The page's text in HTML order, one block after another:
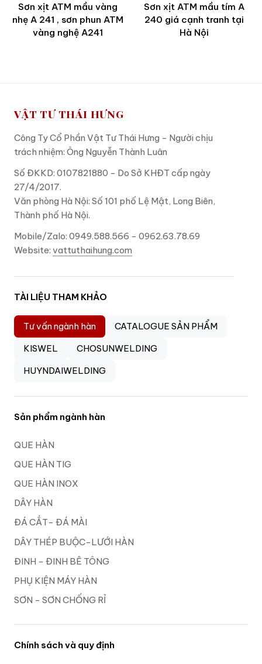
Sơn xịt ATM mầu vàng
nhẹ A 241 , sơn phun ATM
vàng nghệ A241
Sơn xịt ATM mầu tím A
240 giá cạnh tranh tại
Hà Nội
VẬT TƯ THÁI HƯNG
Công Ty Cổ Phần Vật Tư Thái Hưng - Người chịu
trách nhiệm: Ông Nguyễn Thành Luân
Số ĐKKD: 0107821880 - Do Sở KHĐT cấp ngày
27/4/2017.
Văn phòng Hà Nội: Số 101 phố Lệ Mật, Long Biên,
Thành phố Hà Nội.
Mobile/Zalo: 0949.588.566 - 0962.63.78.69
Website: vattuthaihung.com
TÀI LIỆU THAM KHẢO
Tư vấn ngành hàn
CATALOGUE SẢN PHẨM
KISWEL
CHOSUNWELDING
HUYNDAIWELDING
Sản phẩm ngành hàn
QUE HÀN
QUE HÀN TIG
QUE HÀN INOX
DÂY HÀN
ĐÁ CẮT- ĐÁ MÀI
DÂY THÉP BUỘC-LƯỚI HÀN
ĐINH - ĐINH BÊ TÔNG
PHỤ KIỆN MÁY HÀN
SƠN - SƠN CHỐNG RỈ
Chính sách và quy định